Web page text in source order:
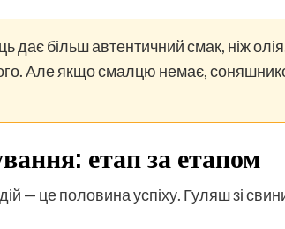
дає більш автентичний смак, ніж
Але якщо смалцю немає,
етап за етапом
— це половина успіху. Гуляш зі